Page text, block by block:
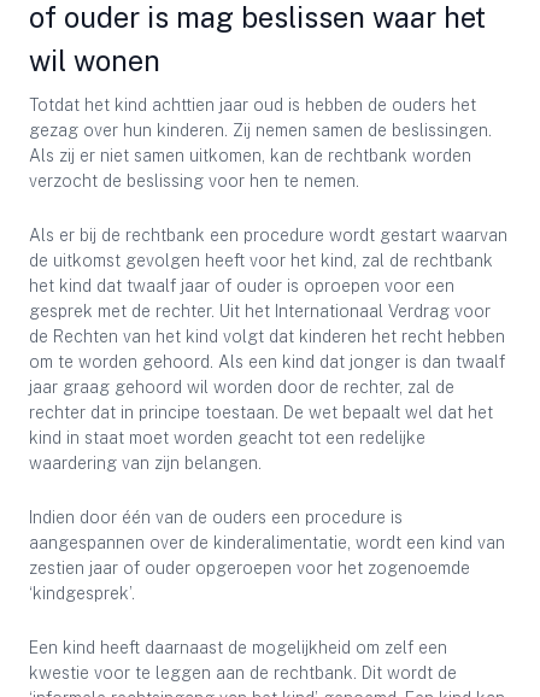
of ouder is mag beslissen waar het
wil wonen
Totdat het kind achttien jaar oud is hebben de ouders het
gezag over hun kinderen. Zij nemen samen de beslissingen.
Als zij er niet samen uitkomen, kan de rechtbank worden
verzocht de beslissing voor hen te nemen.
Als er bij de rechtbank een procedure wordt gestart waarvan
de uitkomst gevolgen heeft voor het kind, zal de rechtbank
het kind dat twaalf jaar of ouder is oproepen voor een
gesprek met de rechter. Uit het Internationaal Verdrag voor
de Rechten van het kind volgt dat kinderen het recht hebben
om te worden gehoord. Als een kind dat jonger is dan twaalf
jaar graag gehoord wil worden door de rechter, zal de
rechter dat in principe toestaan. De wet bepaalt wel dat het
kind in staat moet worden geacht tot een redelijke
waardering van zijn belangen.
Indien door één van de ouders een procedure is
aangespannen over de kinderalimentatie, wordt een kind van
zestien jaar of ouder opgeroepen voor het zogenoemde
‘kindgesprek’.
Een kind heeft daarnaast de mogelijkheid om zelf een
kwestie voor te leggen aan de rechtbank. Dit wordt de